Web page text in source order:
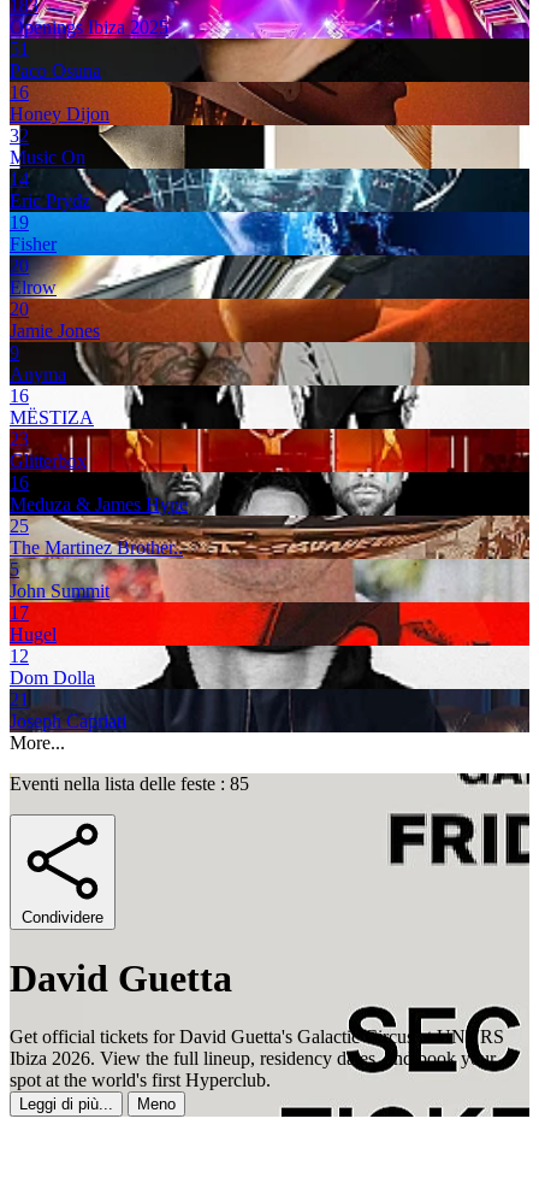
183
Openings Ibiza 2025
51
Paco Osuna
16
Honey Dijon
32
Music On
14
Eric Prydz
19
Fisher
20
Elrow
20
Jamie Jones
9
Anyma
16
MËSTIZA
23
Glitterbox
16
Meduza & James Hype
25
The Martinez Brother..
5
John Summit
17
Hugel
12
Dom Dolla
21
Joseph Capriati
More...
Eventi nella lista delle feste : 85
Condividere
David Guetta
Get official tickets for David Guetta's Galactic Circus at UNVRS
Ibiza 2026. View the full lineup, residency dates, and book your
spot at the world's first Hyperclub.
Leggi di più... Meno